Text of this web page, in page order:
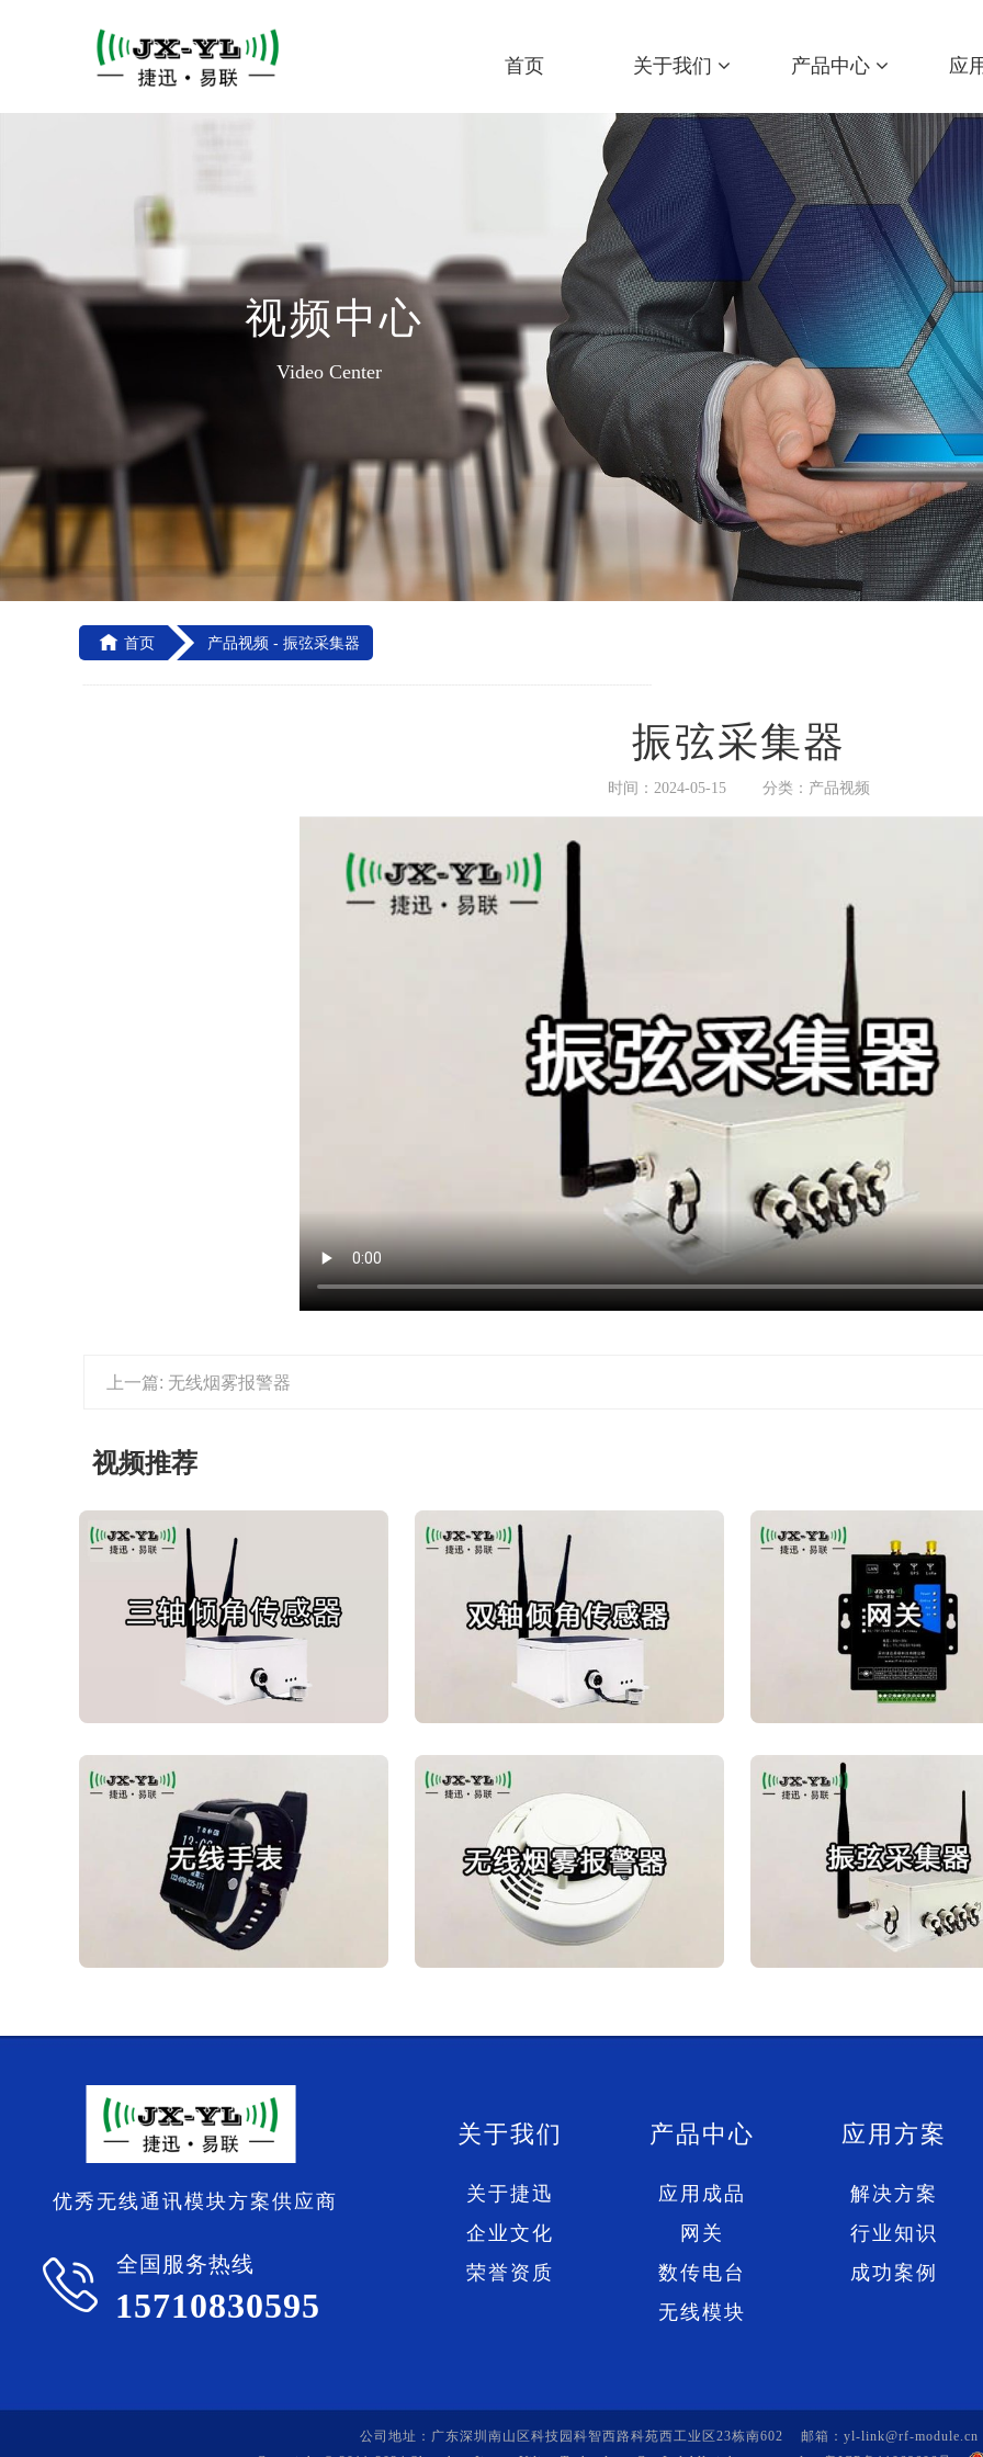
首页 关于我们 产品中心 应
视频中心
Video Center
 首页 产品视频 - 振弦采集器
振弦采集器
时间：2024-05-15 分类：产品视频
上一篇: 无线烟雾报警器
视频推荐
优秀无线通讯模块方案供应商
15710830595
关于我们
关于捷迅
企业文化
荣誉资质
产品中心
应用成品
网关
数传电台
无线模块
应用方案
解决方案
行业知识
成功案例
全国服务热线
公司地址：广东深圳南山区科技园科智西路科苑西工业区23栋南602 邮箱：yl-link@rf-module.cn